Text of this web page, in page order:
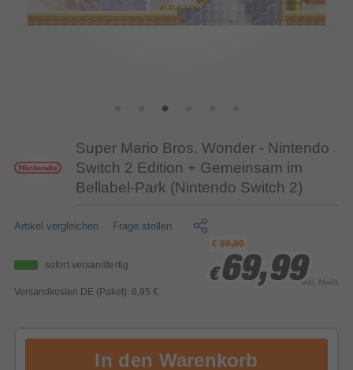
Super Mario Bros. Wonder - Nintendo
Switch 2 Edition + Gemeinsam im
Bellabel-Park (Nintendo Switch 2)
Artikel vergleichen Frage stellen
sofort versandfertig
Versandkosten DE (Paket): 6,95 €
€89,99
€ 69,99
€ 69,99
€ 69,99inkl. MwSt.